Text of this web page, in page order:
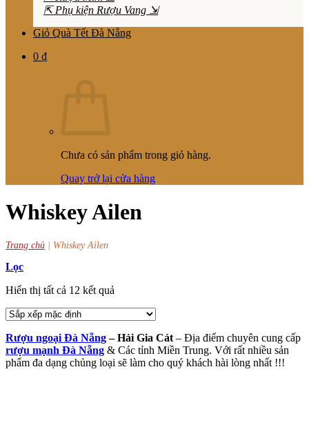
⇱ Phụ kiện Rượu Vang ⇲
Giỏ Quà Tết Đà Nẵng
0 ₫
Chưa có sản phẩm trong giỏ hàng.
Quay trở lại cửa hàng
Whiskey Ailen
Trang chủ Whiskey Ailen
Lọc
Hiển thị tất cả 12 kết quả
Rượu ngoại Đà Nẵng– Hải Gia Cát – Địa điểm chuyên cung cấp
rượu mạnh Đà Nẵng & Các tỉnh Miền Trung. Với rất nhiều sản
phẩm đa dạng chủng loại sẽ làm cho quý khách hài lòng nhất !!!